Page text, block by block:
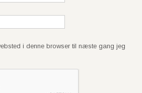
i denne browser til næste gang jeg